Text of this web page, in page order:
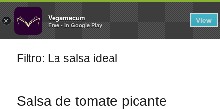
× Vegamecum
Free - In Google Play
View
FILTROS
Especial 'Al aire libre'
Filtro: La salsa ideal
Salsa de tomate picante